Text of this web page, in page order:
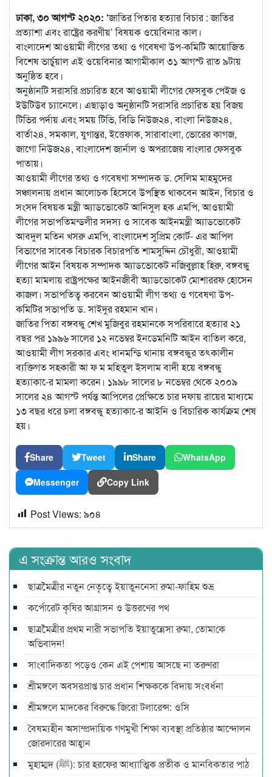
ঢাকা, ৩০ আগস্ট ২০২০: ‘জাতির পিতার হত্যার বিচার : জাতির
প্রত্যাশা এবং রাষ্ট্রের করণীয়’ বিষয়ক ওয়েবিনার কাল।
বাংলাদেশ আওয়ামী লীগের তথ্য ও গবেষণা উপ-কমিটি আয়োজিত
বিশেষ ভার্চুয়াল এইওয়েবিনার আগামীকাল ৩১ আগস্ট রাত ৯টায়
অনুষ্ঠিত হবে।
অনুষ্ঠানটি সরাসরি প্রচারিত হবে আওয়ামী লীগের ফেসবুক পেইজ ও
ইউটিউব চ্যানেলে। এছাড়াও অনুষ্ঠানটি সরাসরি প্রচারিত হয় বিজয়
টিভির পর্দায় এবং সময় টিভি, বিডি নিউজ২৪, বাংলা নিউজ২৪,
বার্তা২৪, সমকাল, যুগান্তর, ইত্তেফাক, সারাবাংলা, ভোরের কাগজ,
জাগো নিউজ২৪, বাংলাদেশ জার্নাল ও অপরাজেয় বাংলার ফেসবুক
পাতায়।
আওয়ামী লীগের তথ্য ও গবেষণা সম্পাদক ড. সেলিম মাহমুদের
সঞ্চালনায় প্রধান আলোচক হিসেবে উপস্থিত থাকবেন আইন, বিচার ও
সংসদ বিষয়ক মন্ত্রী অ্যাডভোকেট আনিসুল হক এমপি, আওয়ামী
লীগের সভাপতিমন্ডলীর সদস্য ও সাবেক আইনমন্ত্রী অ্যাডভোকেট
আবদুল মতিন খসরু এমপি, বাংলাদেশ সুপ্রিম কোর্ট- এর আপিল
বিভাগের সাবেক বিচারক বিচারপতি শামসুদ্দিন চৌধুরী, আওয়ামী
লীগের আইন বিষয়ক সম্পাদক অ্যাডভোকেট নজিবুল্লাহ হিরু, বঙ্গবন্ধু
হত্যা মামলায় রাষ্ট্রপক্ষের আইনজীবী অ্যাডভোকেট মোশাররফ হোসেন
কাজল। সভাপতিত্ব করবেন আওয়ামী লীগ তথ্য ও গবেষণা উপ-
কমিটির সভাপতি ড. সাইদুর রহমান খান।
জাতির পিতা বঙ্গবন্ধু শেখ মুজিবুর রহমানকে সপরিবারে হত্যার ২১
বছর পর ১৯৯৬ সালের ১২ নভেম্বর ইনডেমনিটি আইন বাতিল করে,
আওয়ামী লীগ সরকার এবং ধানমন্ডি থানায় বঙ্গবন্ধুর তৎকালীন
ব্যক্তিগত সহকারী আ ফ ম মহিতুল ইসলাম বাদী হয়ে বঙ্গবন্ধু
হত্যাকা-ের মামলা করেন। ১৯৯৮ সালের ৮ নভেম্বর থেকে ২০০৯
সালের ২৪ আগস্ট পর্যন্ত আপিলের প্রেক্ষিতে চার দফায় রায়ের মাধ্যমে
১৩ বছর ধরে চলা বঙ্গবন্ধু হত্যাকা-ের আইনি ও বিচারিক কার্যক্রম শেষ
হয়।
Share Tweet Share WhatsApp
Messenger Copy Link
Post Views: ৯০৪
এ সংক্রান্ত আরও সংবাদ
ছাত্রমৈত্রীর নতুন নেতৃত্বে ইয়াতুননেসা রুমা-ফাহিম শুভ্র
কর্পোরেট কৃষির আগ্রাসন ও উত্তরণের পথ
ছাত্রমৈত্রীর প্রথম নারী সভাপ‌তি ইয়াতুন্নেসা রুমা, তোমা‌কে
অ‌ভিবাদন!
সাংবাদিকতা পড়েও কেন এই পেশায় আসছে না তরুণরা
শ্রীমঙ্গলে অবসরপ্রাপ্ত চার প্রধান শিক্ষককে বিদায় সংবর্ধনা
শ্রীমঙ্গলে মাদকের বিরুদ্ধে জিরো টলারেন্স: ওসি
বৈষম্যহীন অসাম্প্রদায়িক গণমুখী শিক্ষা ব্যবস্থা প্রতিষ্ঠার আন্দোলন
জোরদারের আহ্বান
মুহাম্মদ (ﷺ): চার হরফের আধ্যাত্মিক প্রতীক ও মানবিকতার পাঠ